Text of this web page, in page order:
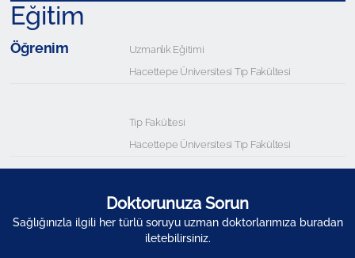
Eğitim
Öğrenim
Uzmanlık Eğitimi
Hacettepe Üniversitesi Tıp Fakültesi
Tıp Fakültesi
Hacettepe Üniversitesi Tıp Fakültesi
Doktorunuza Sorun
Sağlığınızla ilgili her türlü soruyu uzman doktorlarımıza buradan
iletebilirsiniz.